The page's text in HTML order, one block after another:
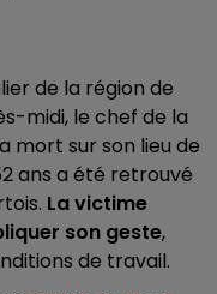
de la région de
midi, le chef de la
mort sur son lieu de
ans a été retrouvé
La victime
son geste,
de travail.